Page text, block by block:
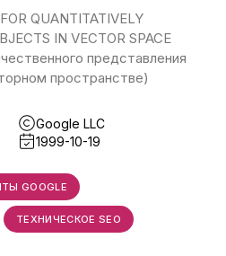
QUANTITATIVELY
IN VECTOR SPACE
представления
пространстве)
Google LLC
1999-10-19
GOOGLE
ТЕХНИЧЕСКОЕ SEO